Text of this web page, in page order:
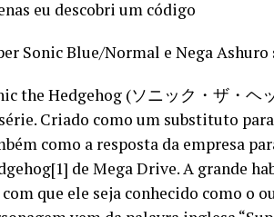
eu descobri um código
Sonic Blue/Normal e Nega Ashuro
the Hedgehog (ソニック・ザ・
Criado como um substituto
como a resposta da empresa
de Mega Drive. A grande
que ele seja conhecido como o